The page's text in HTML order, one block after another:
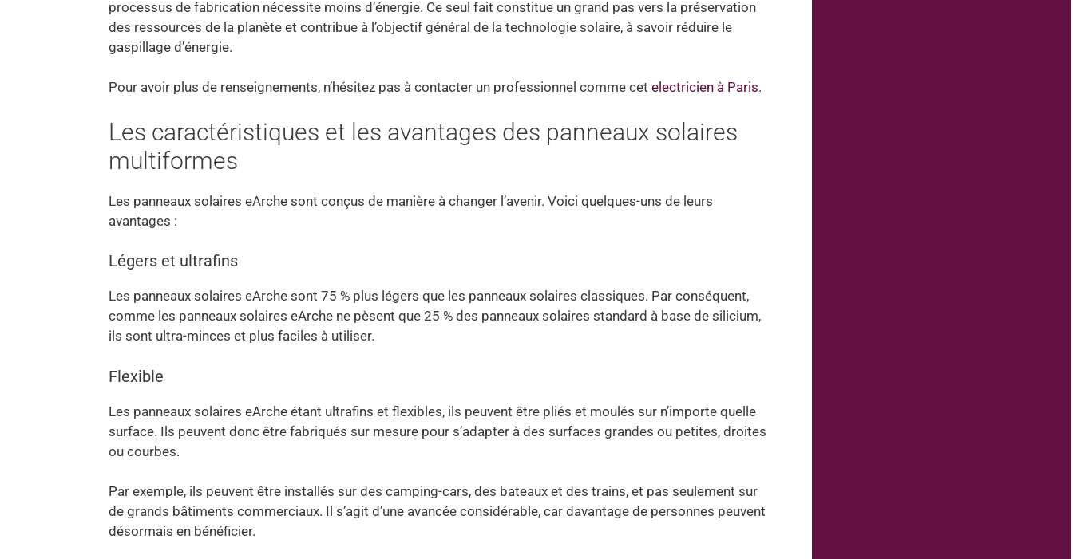
processus de fabrication nécessite moins d’énergie. Ce seul fait constitue un grand pas vers la préservation
des ressources de la planète et contribue à l’objectif général de la technologie solaire, à savoir réduire le
gaspillage d’énergie.
Pour avoir plus de renseignements, n’hésitez pas à contacter un professionnel comme cetelectricien à Paris.
Les caractéristiques et les avantages des panneaux solaires
multiformes
Les panneaux solaires eArche sont conçus de manière à changer l’avenir. Voici quelques-uns de leurs
avantages :
Légers et ultrafins
Les panneaux solaires eArche sont 75 % plus légers que les panneaux solaires classiques. Par conséquent,
comme les panneaux solaires eArche ne pèsent que 25 % des panneaux solaires standard à base de silicium,
ils sont ultra-minces et plus faciles à utiliser.
Flexible
Les panneaux solaires eArche étant ultrafins et flexibles, ils peuvent être pliés et moulés sur n’importe quelle
surface. Ils peuvent donc être fabriqués sur mesure pour s’adapter à des surfaces grandes ou petites, droites
ou courbes.
Par exemple, ils peuvent être installés sur des camping-cars, des bateaux et des trains, et pas seulement sur
de grands bâtiments commerciaux. Il s’agit d’une avancée considérable, car davantage de personnes peuvent
désormais en bénéficier.